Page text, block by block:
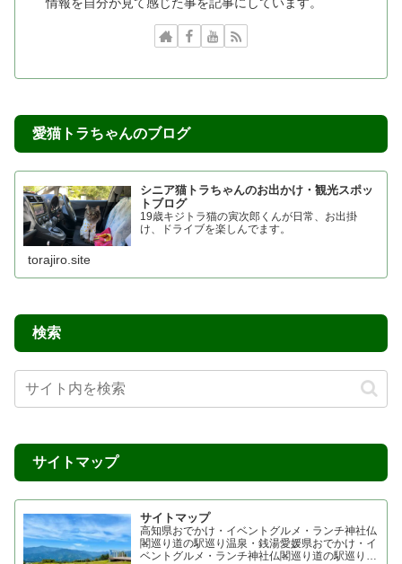
情報を自分が見て感じた事を記事にしています。
愛猫トラちゃんのブログ
シニア猫トラちゃんのお出かけ・観光スポッ
トブログ
19歳キジトラ猫の寅次郎くんが日常、お出掛
け、ドライブを楽しんでます。
torajiro.site
検索
サイトマップ
サイトマップ
高知県おでかけ・イベントグルメ・ランチ神社仏
閣巡り道の駅巡り温泉・銭湯愛媛県おでかけ・イ
ベントグルメ・ランチ神社仏閣巡り道の駅巡り温